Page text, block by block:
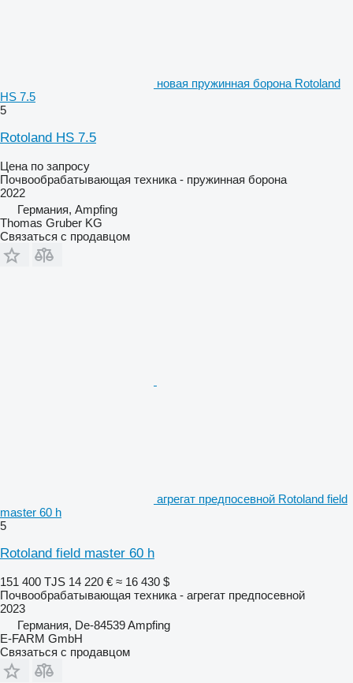
новая пружинная борона Rotoland
HS 7.5
5
Rotoland HS 7.5
Цена по запросу
Почвообрабатывающая техника - пружинная борона
2022
Германия, Ampfing
Thomas Gruber KG
Связаться с продавцом
агрегат предпосевной Rotoland field
master 60 h
5
Rotoland field master 60 h
151 400 TJS 14 220 € ≈ 16 430 $
Почвообрабатывающая техника - агрегат предпосевной
2023
Германия, De-84539 Ampfing
E-FARM GmbH
Связаться с продавцом